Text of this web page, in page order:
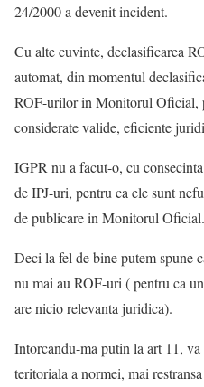
24/2000 a devenit incident.
Cu alte cuvinte, declasificarea
automat, din momentul
ROF-urilor in Monitorul Oficial,
considerate valide, eficiente
IGPR nu a facut-o, cu
de IPJ-uri, pentru ca ele sunt
de publicare in Monitorul Oficial.
Deci la fel de bine putem spune
nu mai au ROF-uri ( pentru ca
are nicio relevanta juridica).
Intorcandu-ma putin la art 11,
teritoriala a normei, mai